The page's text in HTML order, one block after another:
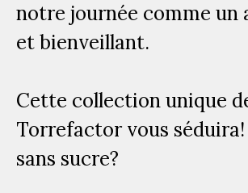
notre journée comme un
et bienveillant.
Cette collection unique
Torrefactor vous
sans sucre?